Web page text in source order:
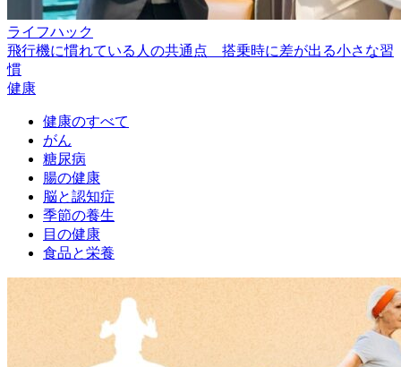
ライフハック
飛行機に慣れている人の共通点 搭乗時に差が出る小さな習
慣
健康
健康のすべて
がん
糖尿病
腸の健康
脳と認知症
季節の養生
目の健康
食品と栄養